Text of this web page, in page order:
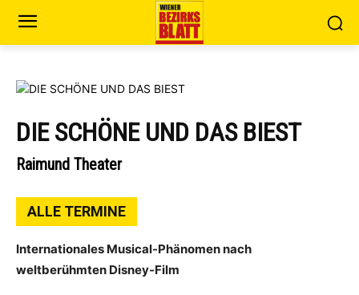
DIE SCHÖNE UND DAS BIEST
Raimund Theater
ALLE TERMINE
Internationales Musical-Phänomen nach
weltberühmten Disney-Film